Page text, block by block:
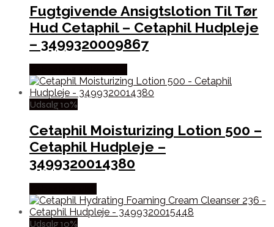
Fugtgivende Ansigtslotion Til Tør
Hud Cetaphil – Cetaphil Hudpleje
– 3499320009867
Udsalg 10%
Cetaphil Moisturizing Lotion 500 –
Cetaphil Hudpleje –
3499320014380
Udsalg 10%